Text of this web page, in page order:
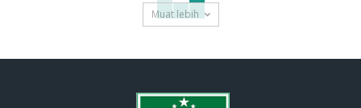
Muat lebih